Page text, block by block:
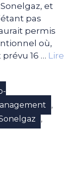
et
pas
permis
où,
16 … Lire
,
,